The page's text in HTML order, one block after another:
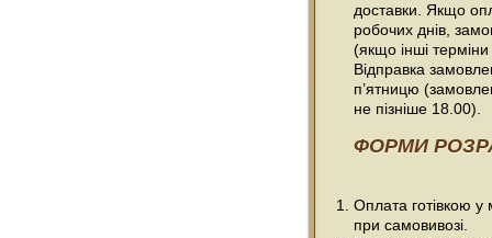
доставки. Якщо
робочих днів,
(якщо інші
Відправка
п’ятницю
не пізніше 18.00).
ФОРМИ
Оплата готівкою
при самовивозі.